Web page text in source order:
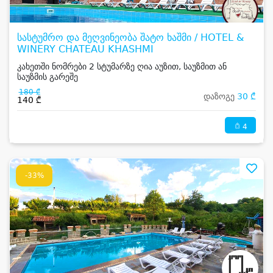
სასტუმრო და მეღვინეობა შატო ხაშმი / HOTEL &
WINERY CHATEAU KHASHMI
კახეთში ნომრები 2 სტუმარზე ღია აუზით, საუზმით ან
საუზმის გარეშე
180 ₾
140 ₾ დაზოგე 30 ₾
4
-33%